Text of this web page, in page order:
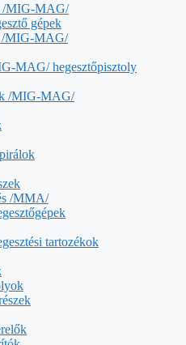
/MIG-MAG/
gépek
/MIG-MAG/
MAG/ hegesztőpisztoly
/MIG-MAG/
/MMA/
tartozékok